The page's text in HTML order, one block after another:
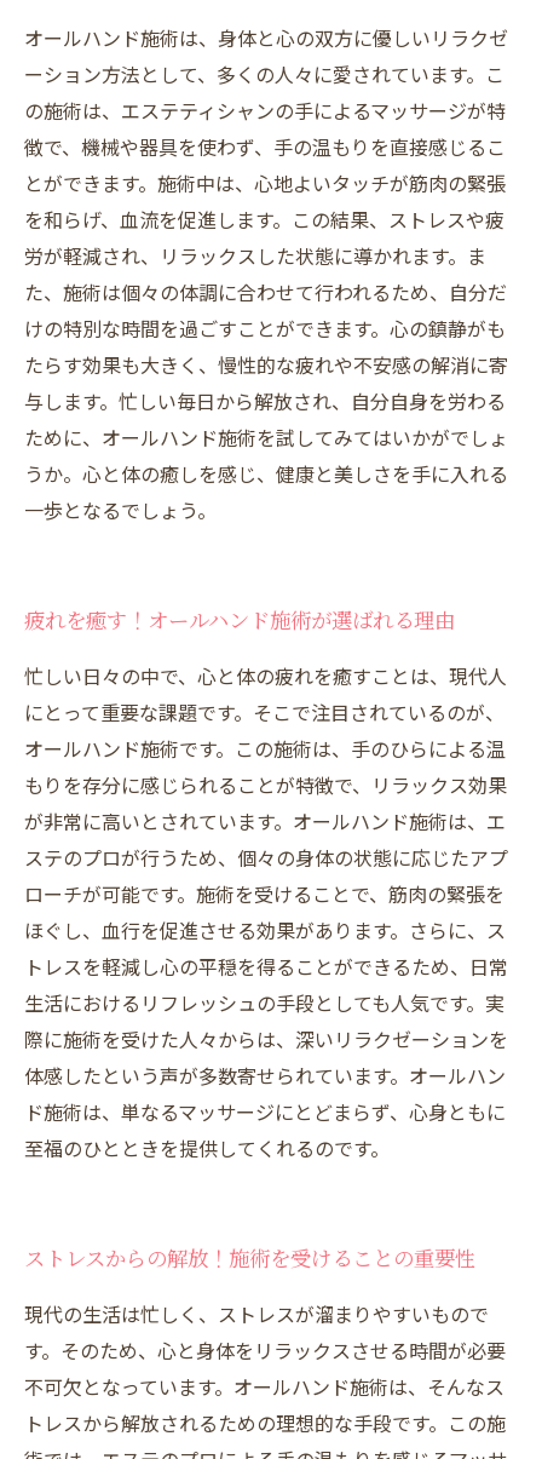
オールハンド施術は、身体と心の双方に優しいリラクゼ
ーション方法として、多くの人々に愛されています。こ
の施術は、エステティシャンの手によるマッサージが特
徴で、機械や器具を使わず、手の温もりを直接感じるこ
とができます。施術中は、心地よいタッチが筋肉の緊張
を和らげ、血流を促進します。この結果、ストレスや疲
労が軽減され、リラックスした状態に導かれます。ま
た、施術は個々の体調に合わせて行われるため、自分だ
けの特別な時間を過ごすことができます。心の鎮静がも
たらす効果も大きく、慢性的な疲れや不安感の解消に寄
与します。忙しい毎日から解放され、自分自身を労わる
ために、オールハンド施術を試してみてはいかがでしょ
うか。心と体の癒しを感じ、健康と美しさを手に入れる
一歩となるでしょう。
疲れを癒す！オールハンド施術が選ばれる理由
忙しい日々の中で、心と体の疲れを癒すことは、現代人
にとって重要な課題です。そこで注目されているのが、
オールハンド施術です。この施術は、手のひらによる温
もりを存分に感じられることが特徴で、リラックス効果
が非常に高いとされています。オールハンド施術は、エ
ステのプロが行うため、個々の身体の状態に応じたアプ
ローチが可能です。施術を受けることで、筋肉の緊張を
ほぐし、血行を促進させる効果があります。さらに、ス
トレスを軽減し心の平穏を得ることができるため、日常
生活におけるリフレッシュの手段としても人気です。実
際に施術を受けた人々からは、深いリラクゼーションを
体感したという声が多数寄せられています。オールハン
ド施術は、単なるマッサージにとどまらず、心身ともに
至福のひとときを提供してくれるのです。
ストレスからの解放！施術を受けることの重要性
現代の生活は忙しく、ストレスが溜まりやすいもので
す。そのため、心と身体をリラックスさせる時間が必要
不可欠となっています。オールハンド施術は、そんなス
トレスから解放されるための理想的な手段です。この施